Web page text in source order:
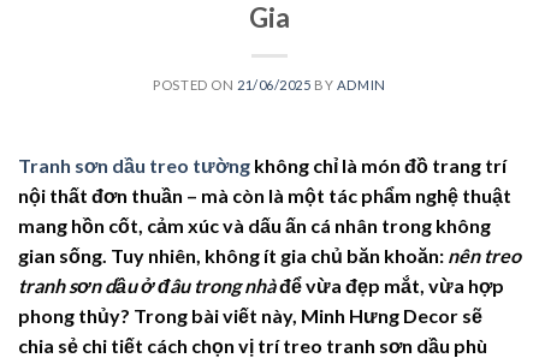
Gia
POSTED ON 21/06/2025 BY ADMIN
Tranh sơn dầu treo tường không chỉ là món đồ trang trí
nội thất đơn thuần – mà còn là một tác phẩm nghệ thuật
mang hồn cốt, cảm xúc và dấu ấn cá nhân trong không
gian sống. Tuy nhiên, không ít gia chủ băn khoăn: nên treo
tranh sơn dầu ở đâu trong nhàđể vừa đẹp mắt, vừa hợp
phong thủy? Trong bài viết này, Minh Hưng Decor sẽ
chia sẻ chi tiết cách chọn vị trí treo tranh sơn dầu phù